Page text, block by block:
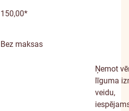
150,00*
Bez maksas
Ņemot
līguma
veidu,